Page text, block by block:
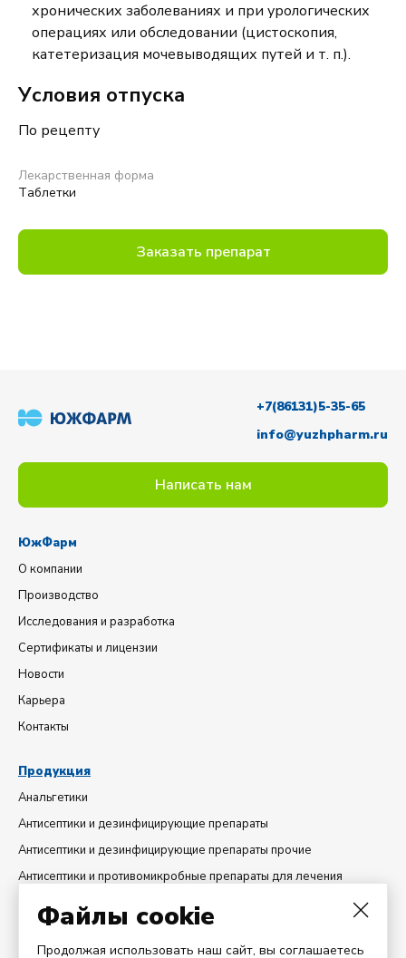
хронических заболеваниях и при урологических
операциях или обследовании (цистоскопия,
катетеризация мочевыводящих путей и т. п.).
Условия отпуска
По рецепту
Лекарственная форма
Таблетки
Заказать препарат
+7(86131)5-35-65
info@yuzhpharm.ru
Написать нам
ЮжФарм
О компании
Производство
Исследования и разработка
Сертификаты и лицензии
Новости
Карьера
Контакты
Продукция
Анальгетики
Антисептики и дезинфицирующие препараты
Антисептики и дезинфицирующие препараты прочие
Антисептики и противомикробные препараты для лечения
Диуретики
Добавки минеральные
Файлы cookie
Продолжая использовать наш сайт, вы соглашаетесь